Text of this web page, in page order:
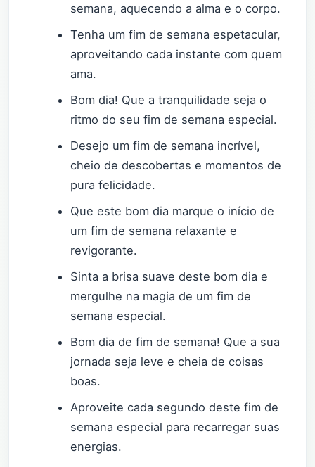
semana, aquecendo a alma e o corpo.
Tenha um fim de semana espetacular,
aproveitando cada instante com quem
ama.
Bom dia! Que a tranquilidade seja o
ritmo do seu fim de semana especial.
Desejo um fim de semana incrível,
cheio de descobertas e momentos de
pura felicidade.
Que este bom dia marque o início de
um fim de semana relaxante e
revigorante.
Sinta a brisa suave deste bom dia e
mergulhe na magia de um fim de
semana especial.
Bom dia de fim de semana! Que a sua
jornada seja leve e cheia de coisas
boas.
Aproveite cada segundo deste fim de
semana especial para recarregar suas
energias.